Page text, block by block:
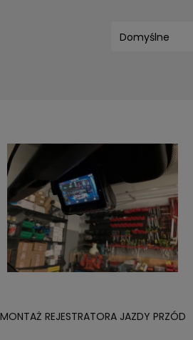
MONTAŻ REJESTRATORA JAZDY PRZÓD